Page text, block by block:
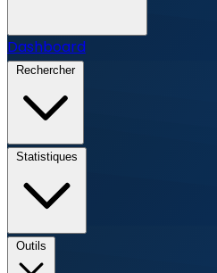
Dashboard
Rechercher
Statistiques
Outils